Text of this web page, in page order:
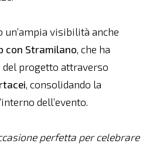
un’ampia visibilità anche
con Stramilano, che ha
progetto attraverso
, consolidando la
dell’evento.
perfetta per celebrare